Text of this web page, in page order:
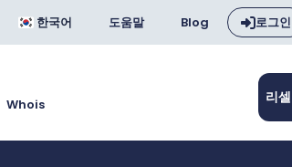
한국어 도움말 Blog 로그인
Whois 리